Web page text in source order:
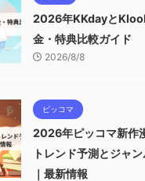
2026年KKdayと
金・特典比較ガイド
2026/8/8
ピッコマ
2026年ピッコマ新作
トレンド予測とジャ
｜最新情報